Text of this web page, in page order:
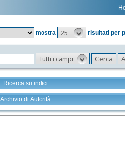
mostra
25 risultati per
Tutti i campi
Ricerca su indici
Archivio di Autorità